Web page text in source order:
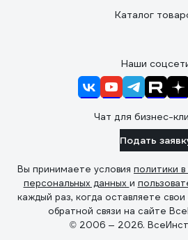
Каталог
Наши
Чат для бизнес-
Подать
Вы принимаете условия политики
персональных данных и
каждый раз, когда оставляете
обратной связи на сайте
© 2006 — 2026.